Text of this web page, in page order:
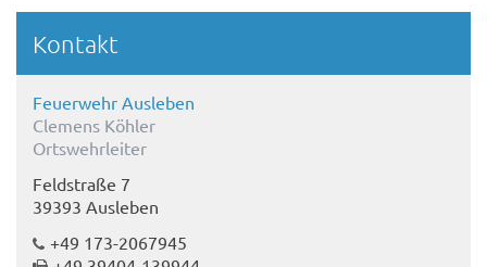
Kontakt
Feuerwehr Ausleben
Clemens Köhler
Ortswehrleiter
Feldstraße 7
39393 Ausleben
+49 173-2067945